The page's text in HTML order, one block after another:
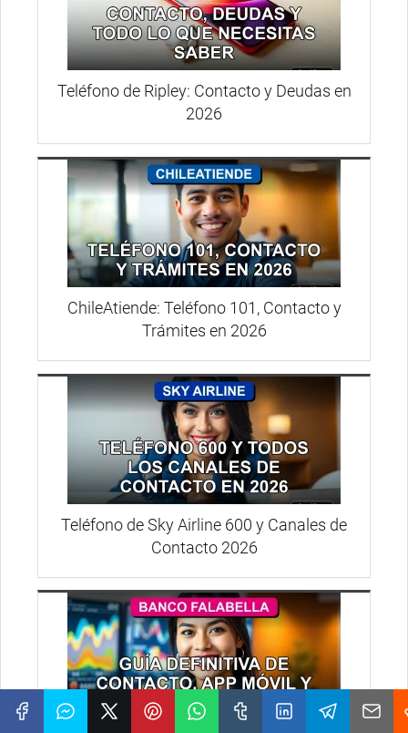
Teléfono de Ripley: Contacto y Deudas en
2026
ChileAtiende: Teléfono 101, Contacto y
Trámites en 2026
Teléfono de Sky Airline 600 y Canales de
Contacto 2026